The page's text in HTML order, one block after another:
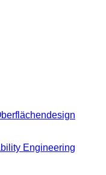
Engineering